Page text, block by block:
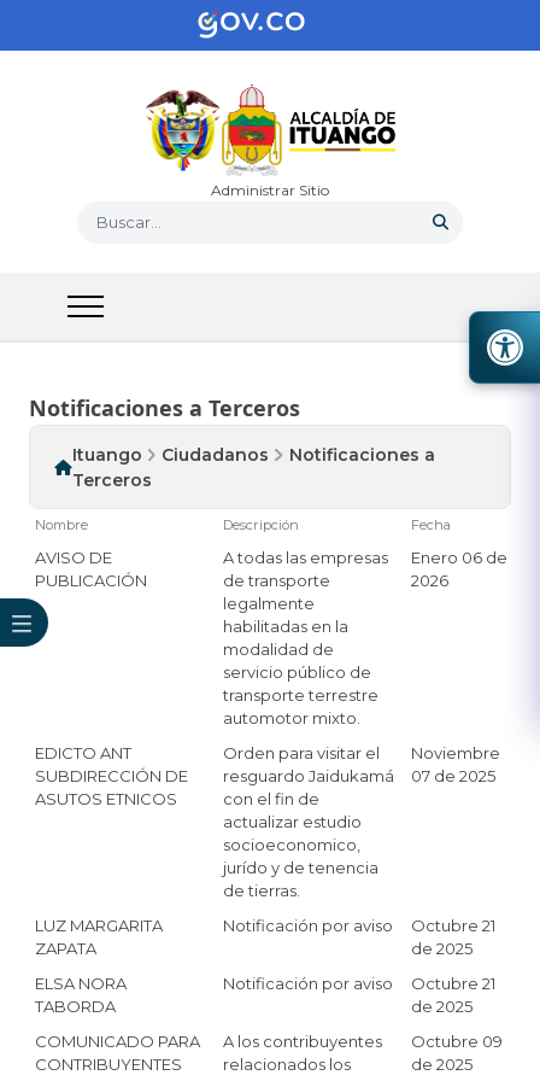
Administrar Sitio
Buscar...
Notificaciones a Terceros
Ituango Ciudadanos
Notificaciones a
Terceros
Nombre Descripción Fecha
AVISO DE
PUBLICACIÓN
A todas las empresas
de transporte
legalmente
habilitadas en la
modalidad de
servicio público de
transporte terrestre
automotor mixto.
Enero 06 de
2026
EDICTO ANT
SUBDIRECCIÓN DE
ASUTOS ETNICOS
Orden para visitar el
resguardo Jaidukamá
con el fin de
actualizar estudio
socioeconomico,
jurído y de tenencia
de tierras.
Noviembre
07 de 2025
LUZ MARGARITA
ZAPATA
Notificación por aviso
Octubre 21
de 2025
ELSA NORA
TABORDA
Notificación por aviso
Octubre 21
de 2025
COMUNICADO PARA
CONTRIBUYENTES
A los contribuyentes
relacionados los
Octubre 09
de 2025